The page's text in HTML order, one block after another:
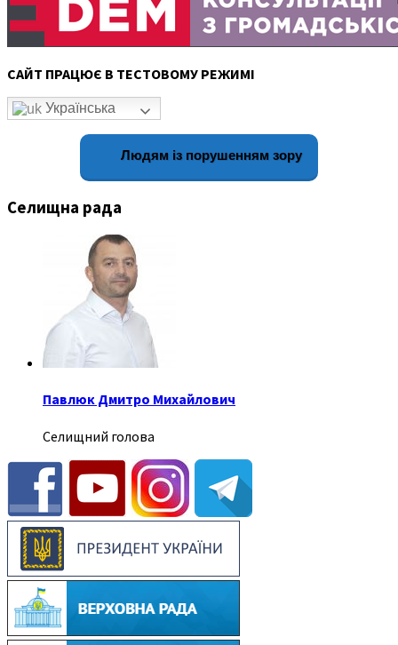
САЙТ ПРАЦЮЄ В ТЕСТОВОМУ РЕЖИМІ
Українська
Людям із порушенням зору
Селищна рада
Павлюк Дмитро Михайлович
Селищний голова